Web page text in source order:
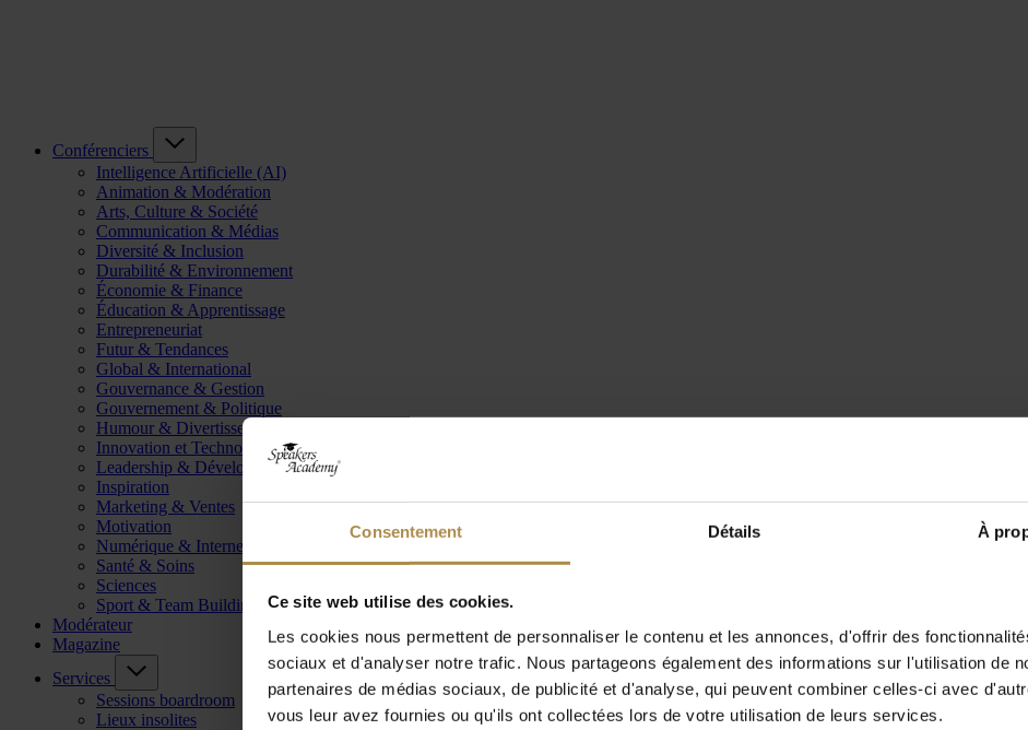
Consentement Détails À
Ce site web utilise des cookies.
Les cookies nous permettent de personnaliser le contenu et les annonces, d'offrir des
sociaux et d'analyser notre trafic. Nous partageons également des informations sur l'utilisation de
partenaires de médias sociaux, de publicité et d'analyse, qui peuvent combiner celles-ci avec
vous leur avez fournies ou qu'ils ont collectées lors de votre utilisation de leurs services.
Conférenciers
Intelligence Artificielle (AI)
Animation & Modération
Arts, Culture & Société
Communication & Médias
Diversité & Inclusion
Durabilité & Environnement
Économie & Finance
Éducation & Apprentissage
Entrepreneuriat
Futur & Tendances
Global & International
Gouvernance & Gestion
Gouvernement & Politique
Humour & Divertissement
Innovation et Technologie
Leadership & Développement
Inspiration
Marketing & Ventes
Motivation
Numérique & Internet
Santé & Soins
Sciences
Sport & Team Building
Modérateur
Magazine
Services
Sessions boardroom
Lieux insolites